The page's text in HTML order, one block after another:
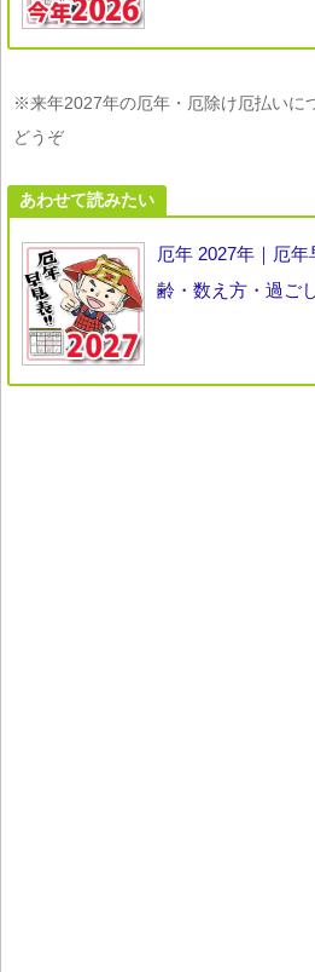
※来年2027年の厄年・厄除け厄払いに
どうぞ
あわせて読みたい
厄年 2027年｜厄
齢・数え方・過ご